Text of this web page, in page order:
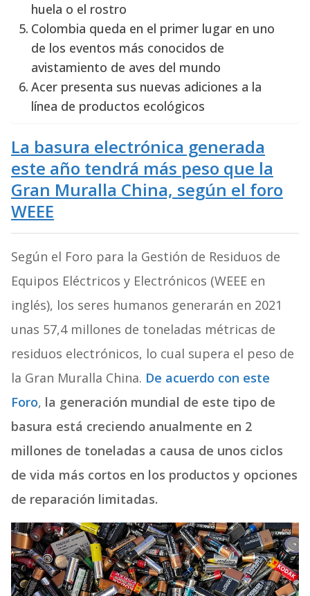
huela o el rostro
Colombia queda en el primer lugar en uno
de los eventos más conocidos de
avistamiento de aves del mundo
Acer presenta sus nuevas adiciones a la
línea de productos ecológicos
La basura electrónica generada
este año tendrá más peso que la
Gran Muralla China, según el foro
WEEE
Según el Foro para la Gestión de Residuos de
Equipos Eléctricos y Electrónicos (WEEE en
inglés), los seres humanos generarán en 2021
unas 57,4 millones de toneladas métricas de
residuos electrónicos, lo cual supera el peso de
la Gran Muralla China. De acuerdo con este
Foro, la generación mundial de este tipo de
basura está creciendo anualmente en 2
millones de toneladas a causa de unos ciclos
de vida más cortos en los productos y opciones
de reparación limitadas.